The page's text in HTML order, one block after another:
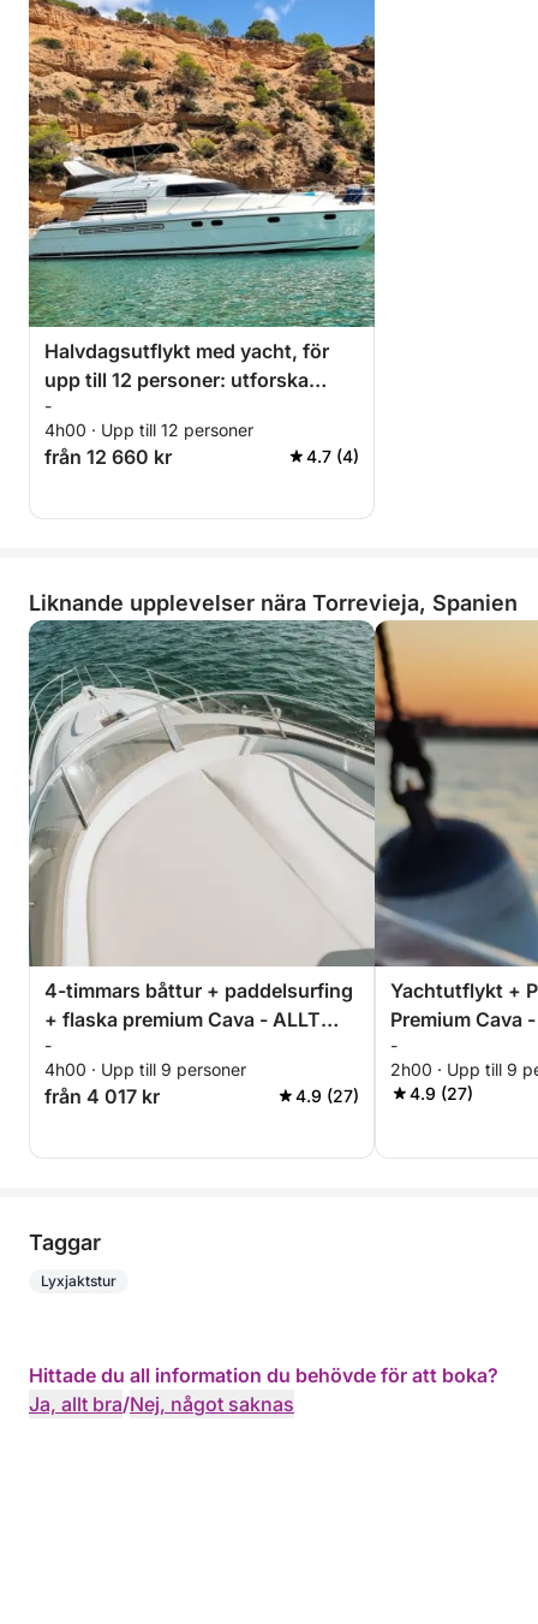
Halvdagsutflykt med yacht, för
upp till 12 personer: utforska
havet från Torrevieja.
-
4h00 · Upp till 12 personer
från 12 660 kr 4.7 (4)
Liknande upplevelser nära Torrevieja, Spanien
4-timmars båttur + paddelsurfing
+ flaska premium Cava - ALLT
INKLUSIVT
-
4h00 · Upp till 9 personer
från 4 017 kr 4.9 (27)
Yachtutflykt +
Premium Cava
Eftermiddag
timmar - ALLT
-
2h00 · Upp till 9
4.9 (27)
Taggar
Lyxjaktstur
Hittade du all information du behövde för att boka?
Ja, allt bra/Nej, något saknas